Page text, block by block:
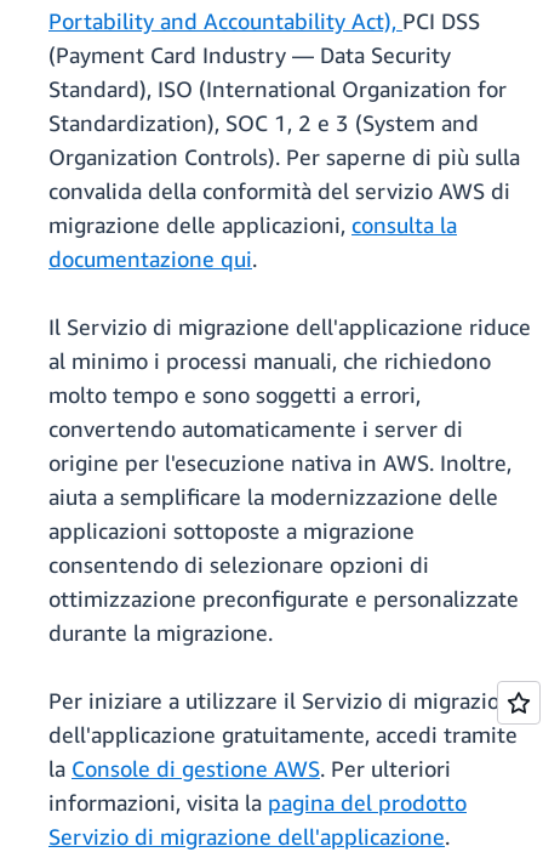
Portability and Accountability Act), PCI DSS
(Payment Card Industry — Data Security
Standard), ISO (International Organization for
Standardization), SOC 1, 2 e 3 (System and
Organization Controls). Per saperne di più sulla
convalida della conformità del servizio AWS di
migrazione delle applicazioni, consulta la
documentazione qui.
Il Servizio di migrazione dell'applicazione riduce
al minimo i processi manuali, che richiedono
molto tempo e sono soggetti a errori,
convertendo automaticamente i server di
origine per l'esecuzione nativa in AWS. Inoltre,
aiuta a semplificare la modernizzazione delle
applicazioni sottoposte a migrazione
consentendo di selezionare opzioni di
ottimizzazione preconfigurate e personalizzate
durante la migrazione.
Per iniziare a utilizzare il Servizio di migrazione
dell'applicazione gratuitamente, accedi tramite
la Console di gestione AWS. Per ulteriori
informazioni, visita la pagina del prodotto
Servizio di migrazione dell'applicazione.